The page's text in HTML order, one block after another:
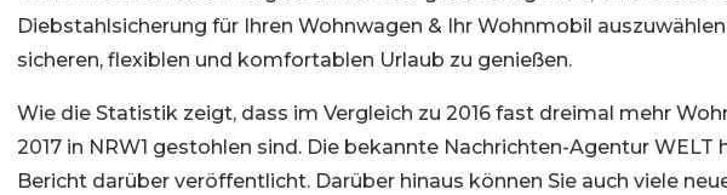
Diebstahlsicherung für Ihren Wohnwagen & Ihr Wohnmobil
sicheren, flexiblen und komfortablen Urlaub zu genießen.
Wie die Statistik zeigt, dass im Vergleich zu 2016 fast dreimal mehr
2017 in NRW1 gestohlen sind. Die bekannte Nachrichten-Agentur WELT
Bericht darüber veröffentlicht. Darüber hinaus können Sie auch viele